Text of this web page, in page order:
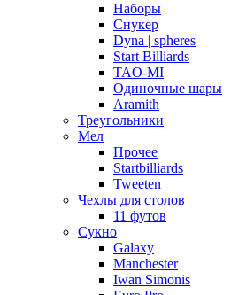
Наборы
Снукер
Dyna | spheres
Start Billiards
TAO-MI
Одиночные шары
Aramith
Треугольники
Мел
Прочее
Startbilliards
Tweeten
Чехлы для столов
11 футов
Сукно
Galaxy
Manchester
Iwan Simonis